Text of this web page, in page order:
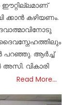
ഈറ്റില്ലമാണ്
ക്കാൻ കഴിയണം.
പറഞ്ഞു. ആർച്ച്
അസി. വികാരി
Read More…